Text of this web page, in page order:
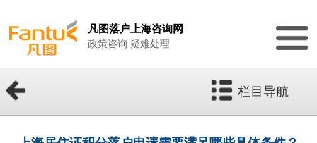
凡图落户上海咨询网
政策咨询 疑难处理
栏目导航